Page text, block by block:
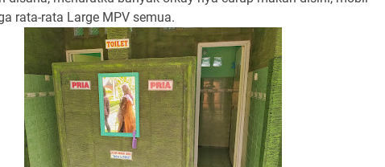
rata-rata Large MPV semua.